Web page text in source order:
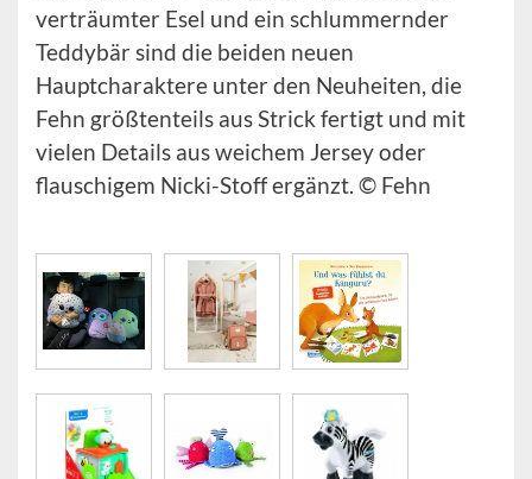
verträumter Esel und ein schlummernder
Teddybär sind die beiden neuen
Hauptcharaktere unter den Neuheiten, die
Fehn größtenteils aus Strick fertigt und mit
vielen Details aus weichem Jersey oder
flauschigem Nicki-Stoff ergänzt. © Fehn